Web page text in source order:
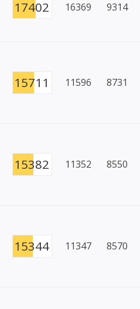
17402 16369 9314
15711 11596 8731
15382 11352 8550
15344 11347 8570